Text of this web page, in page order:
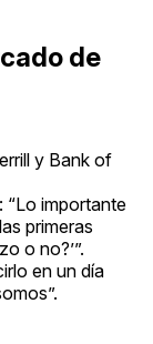
de
y Bank of
: “Lo importante
primeras
o no?’”.
en un día